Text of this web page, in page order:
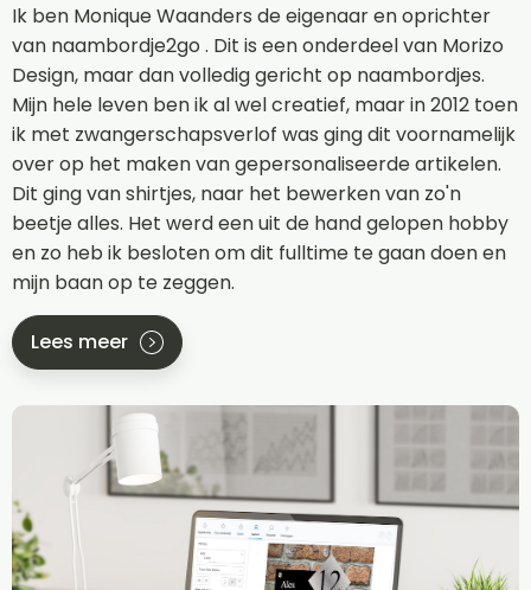
Ik ben Monique Waanders de eigenaar en oprichter
van naambordje2go . Dit is een onderdeel van Morizo
Design, maar dan volledig gericht op naambordjes.
Mijn hele leven ben ik al wel creatief, maar in 2012 toen
ik met zwangerschapsverlof was ging dit voornamelijk
over op het maken van gepersonaliseerde artikelen.
Dit ging van shirtjes, naar het bewerken van zo'n
beetje alles. Het werd een uit de hand gelopen hobby
en zo heb ik besloten om dit fulltime te gaan doen en
mijn baan op te zeggen.
Lees meer